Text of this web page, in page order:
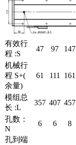
有效行
程 :S
47 97 147
机械行
程 S+(
余量)
61 111 161
模组总
长 :L
357 407 457
孔数：
N
6 6 8
孔到端